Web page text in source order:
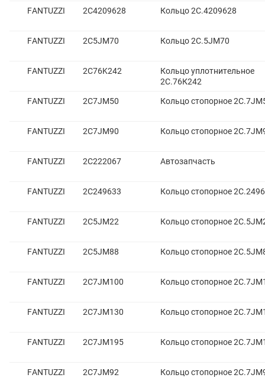
FANTUZZI 2C4209628 Кольцо 2С.4209628
FANTUZZI 2C5JM70 Кольцо 2С.5JM70
FANTUZZI 2C76K242
Кольцо уплотнительное
2С.76К242
FANTUZZI
2C7JM50 Кольцо стопорное
FANTUZZI 2C7JM90 Кольцо стопорное
FANTUZZI 2С222067 Автозапчасть
FANTUZZI 2C249633 Кольцо стопорное
FANTUZZI 2C5JM22 Кольцо стопорное
FANTUZZI 2C5JM88 Кольцо стопорное
FANTUZZI 2C7JM100 Кольцо стопорное
FANTUZZI 2C7JM130 Кольцо стопорное
FANTUZZI 2C7JM195 Кольцо стопорное
FANTUZZI 2C7JM92 Кольцо стопорное